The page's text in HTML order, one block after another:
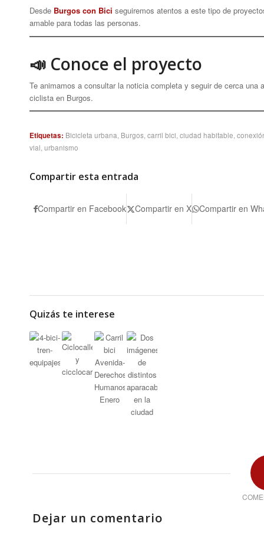
Desde Burgos con Bici seguiremos atentos a este tipo de
amable para todas las personas.
📣 Conoce el proyecto
Te animamos a consultar la noticia completa y seguir de cerca
ciclista en Burgos.
Etiquetas: Bicicleta urbana Burgos carril bici ciudad habitable
vial urbanismo
Compartir esta entrada
Compartir en Facebook Compartir en X Compartir en
Quizás te interese
Dejar un comentario